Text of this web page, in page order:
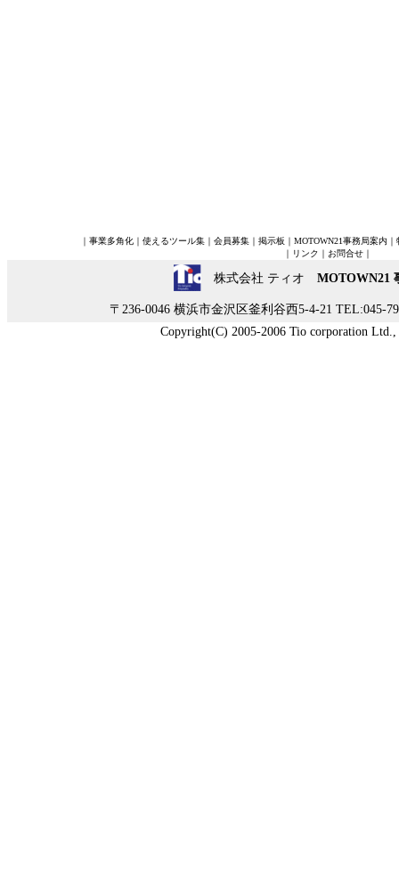
｜ 事業多角化 ｜ 使えるツール集 ｜ 会員募集 ｜ 掲示板 ｜ MOTOWN21事務局案内 ｜
｜ リンク ｜ お問合せ｜
株式会社 ティオ MOTOWN21
〒236-0046 横浜市金沢区釜利谷西5-4-21 TEL:045-
Copyright(C) 2005-2006 Tio corporation